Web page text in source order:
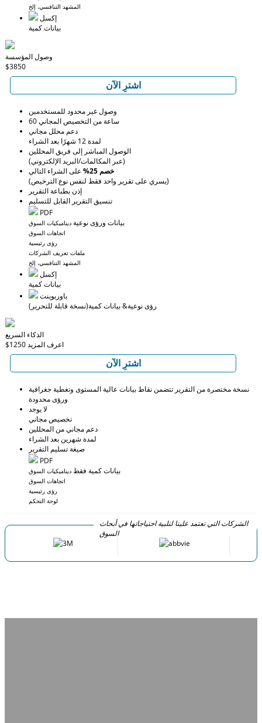
المشهد التنافسي، إلخ
إكسل
بيانات كمية
وصول المؤسسة
$3850
اشترِ الآن
وصول غير محدود للمستخدمين
60 ساعة من التخصيص المجاني
دعم محلل مجاني
لمدة 12 شهرًا بعد الشراء
الوصول المباشر إلى فريق المحللين
(عبر المكالمات/البريد الإلكتروني)
خصم 25%
على الشراء التالي
(يسري على تقرير واحد فقط لنفس نوع الترخيص)
إذن بطباعة التقرير
تنسيق التقرير القابل للتسليم
PDF
بيانات ورؤى نوعية ديناميكيات السوق
اتجاهات السوق
رؤى رئيسية
ملفات تعريف الشركات
المشهد التنافسي، إلخ
إكسل
بيانات كمية
باوربوينت
رؤى نوعية& بيانات كمية(نسخة قابلة للتحرير)
الذكاء السريع
$1250اعرف المزيد
اشترِ الآن
نسخة مختصرة من التقرير تتضمن نقاط بيانات عالية المستوى وتغطية جغرافية
ورؤى محدودة
لا يوجد
تخصيص مجاني
دعم مجاني من المحللين
لمدة شهرين بعد الشراء
صيغة تسليم التقرير
PDF
بيانات كمية فقط ديناميكيات السوق
اتجاهات السوق
رؤى رئيسية
لوحة التحكم
الشركات التي تعتمد علينا لتلبية احتياجاتها في أبحاث
السوق